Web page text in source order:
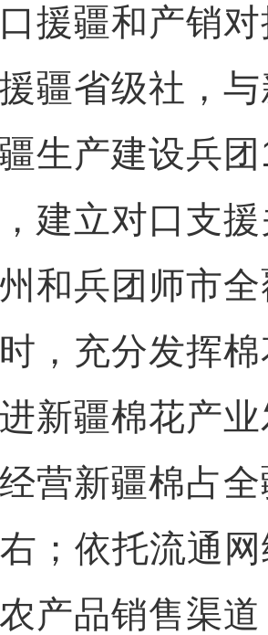
援疆和产销
疆省级社，
生产建设兵
建立对口支
和兵团师市
充分发挥棉
新疆棉花产
营新疆棉占
；依托流通
产品销售渠